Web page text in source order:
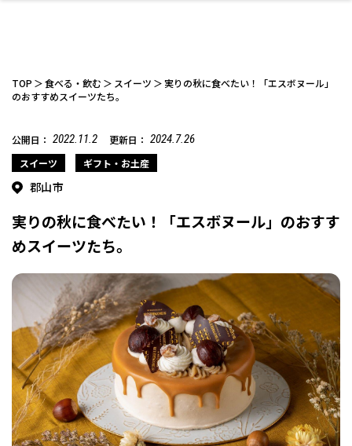
お酒 洋食 中華
和食 わんぱく 福島ローカルグル
メ
デート・友達と ひとりで アウトドア
温泉 体験 名所
美容アイテム エイジングケア メンズ
フィットネス・や
せたい
鍼灸・整体・リラ
クゼーション
まつ毛サロン
ファッション
スポーツ・アウト
ドア
ギフト・お土産 キッズ
インテリア 食品・酒 生活を彩るモノ
保険 病院・クリニック
趣味・スキルアッ
プ
保育園・こども園 子どもの習い事・
塾
リフォーム・リノ
ベーション
自治体インフォ その他
TOP 食べる・飲む スイーツ
実りの秋に食べたい！「エスボヌール」
のおすすめスイーツたち。
公開日： 2022.11.2 更新日： 2024.7.26
スイーツ ギフト・お土産
郡山市
実りの秋に食べたい！「エスボヌール」のおすす
めスイーツたち。